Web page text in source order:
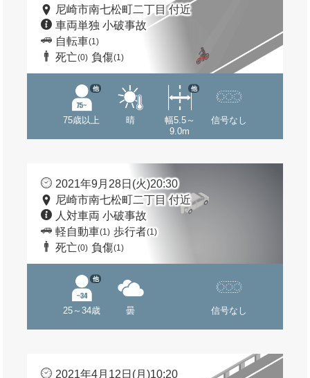
尼崎市南七松町二丁目 付近
車両単独 小破事故
自転車(1)
死亡(0) 負傷(1)
75歳以上
他
晴
幅5.5～
9.0m
他
信号なし
2021年9月28日(火)20:30
尼崎市南七松町二丁目 付近
人対車両 小破事故
軽自動車(1) 歩行者(1)
死亡(0) 負傷(1)
25～34歳
他
曇 信号なし
2021年4月12日(月)10:20